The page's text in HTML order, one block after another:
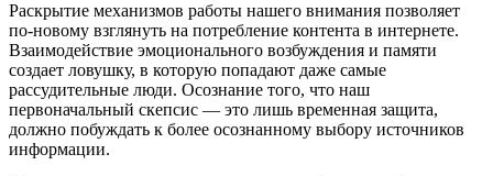
Раскрытие механизмов работы нашего внимания позволяет
по-новому взглянуть на потребление контента в интернете.
Взаимодействие эмоционального возбуждения и памяти
создает ловушку, в которую попадают даже самые
рассудительные люди. Осознание того, что наш
первоначальный скепсис — это лишь временная защита,
должно побуждать к более осознанному выбору источников
информации.